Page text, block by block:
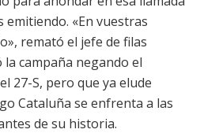
emitiendo. «En vuestras
remató el jefe de filas
campaña negando el
27-S, pero que ya elude
Cataluña se enfrenta a las
de su historia.